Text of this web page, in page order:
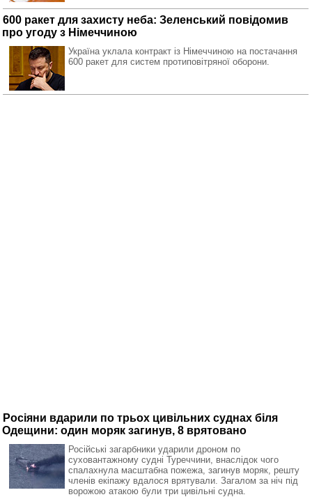
600 ракет для захисту неба: Зеленський повідомив
про угоду з Німеччиною
Україна уклала контракт із Німеччиною на постачання
600 ракет для систем протиповітряної оборони.
Росіяни вдарили по трьох цивільних суднах біля
Одещини: один моряк загинув, 8 врятовано
Російські загарбники ударили дроном по
суховантажному судні Туреччини, внаслідок чого
спалахнула масштабна пожежа, загинув моряк, решту
членів екіпажу вдалося врятували. Загалом за ніч під
ворожою атакою були три цивільні судна.